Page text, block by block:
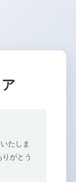
たしま
がとう